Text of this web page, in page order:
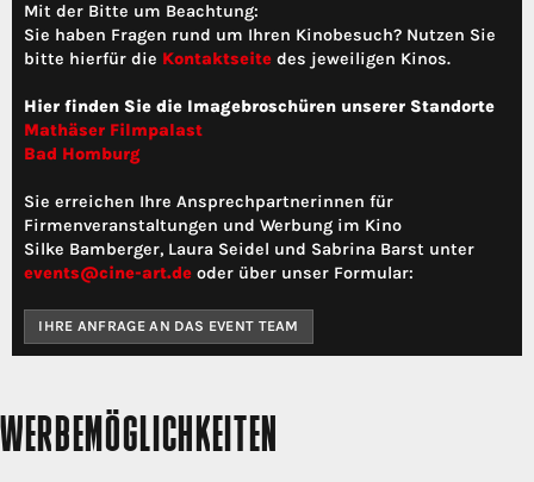
Mit der Bitte um Beachtung:
Sie haben Fragen rund um Ihren Kinobesuch? Nutzen Sie
bitte hierfür die Kontaktseite des jeweiligen Kinos.
Hier finden Sie die Imagebroschüren unserer Standorte
Mathäser Filmpalast
Bad Homburg
Sie erreichen Ihre Ansprechpartnerinnen für
Firmenveranstaltungen und Werbung im Kino
Silke Bamberger, Laura Seidel und Sabrina Barst unter
events@cine-art.de oder über unser Formular:
IHRE ANFRAGE AN DAS EVENT TEAM
WERBEMÖGLICHKEITEN